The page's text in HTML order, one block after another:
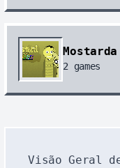
2 games
Visão Geral